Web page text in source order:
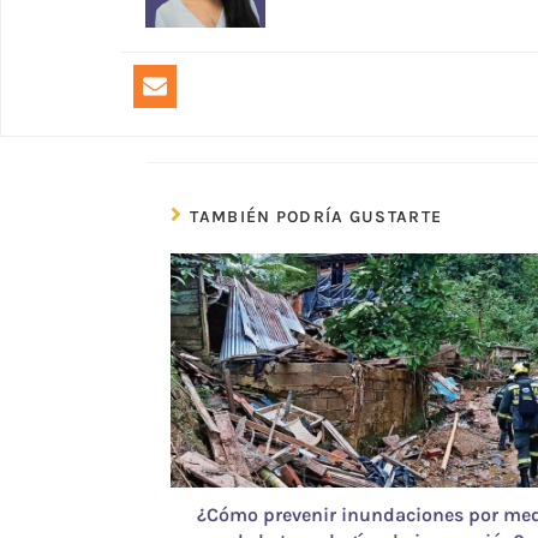
TAMBIÉN PODRÍA GUSTARTE
¿Cómo prevenir inundaciones por